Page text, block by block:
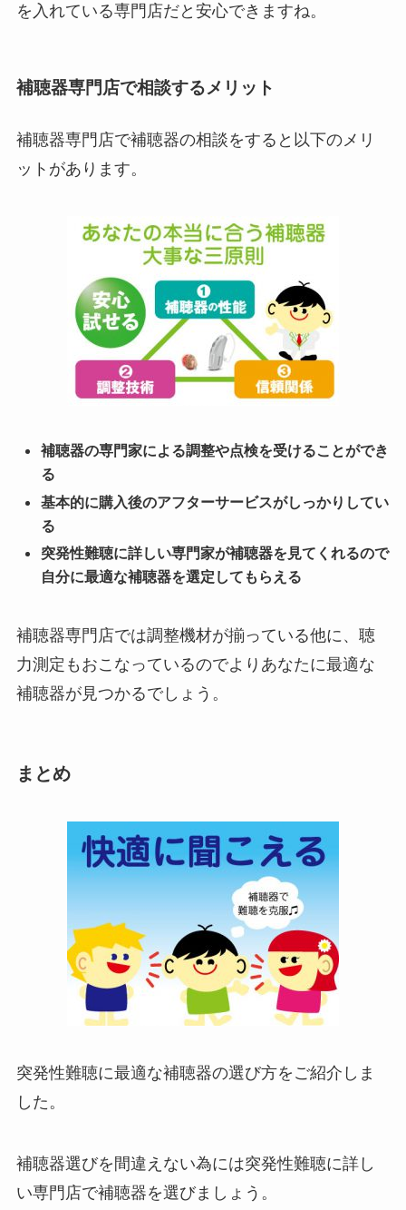
を入れている専門店だと安心できますね。
補聴器専門店で相談するメリット
補聴器専門店で補聴器の相談をすると以下のメリ
ットがあります。
補聴器の専門家による調整や点検を受けることができ
る
基本的に購入後のアフターサービスがしっかりしてい
る
突発性難聴に詳しい専門家が補聴器を見てくれるので
自分に最適な補聴器を選定してもらえる
補聴器専門店では調整機材が揃っている他に、聴
力測定もおこなっているのでよりあなたに最適な
補聴器が見つかるでしょう。
まとめ
突発性難聴に最適な補聴器の選び方をご紹介しま
した。
補聴器選びを間違えない為には突発性難聴に詳し
い専門店で補聴器を選びましょう。